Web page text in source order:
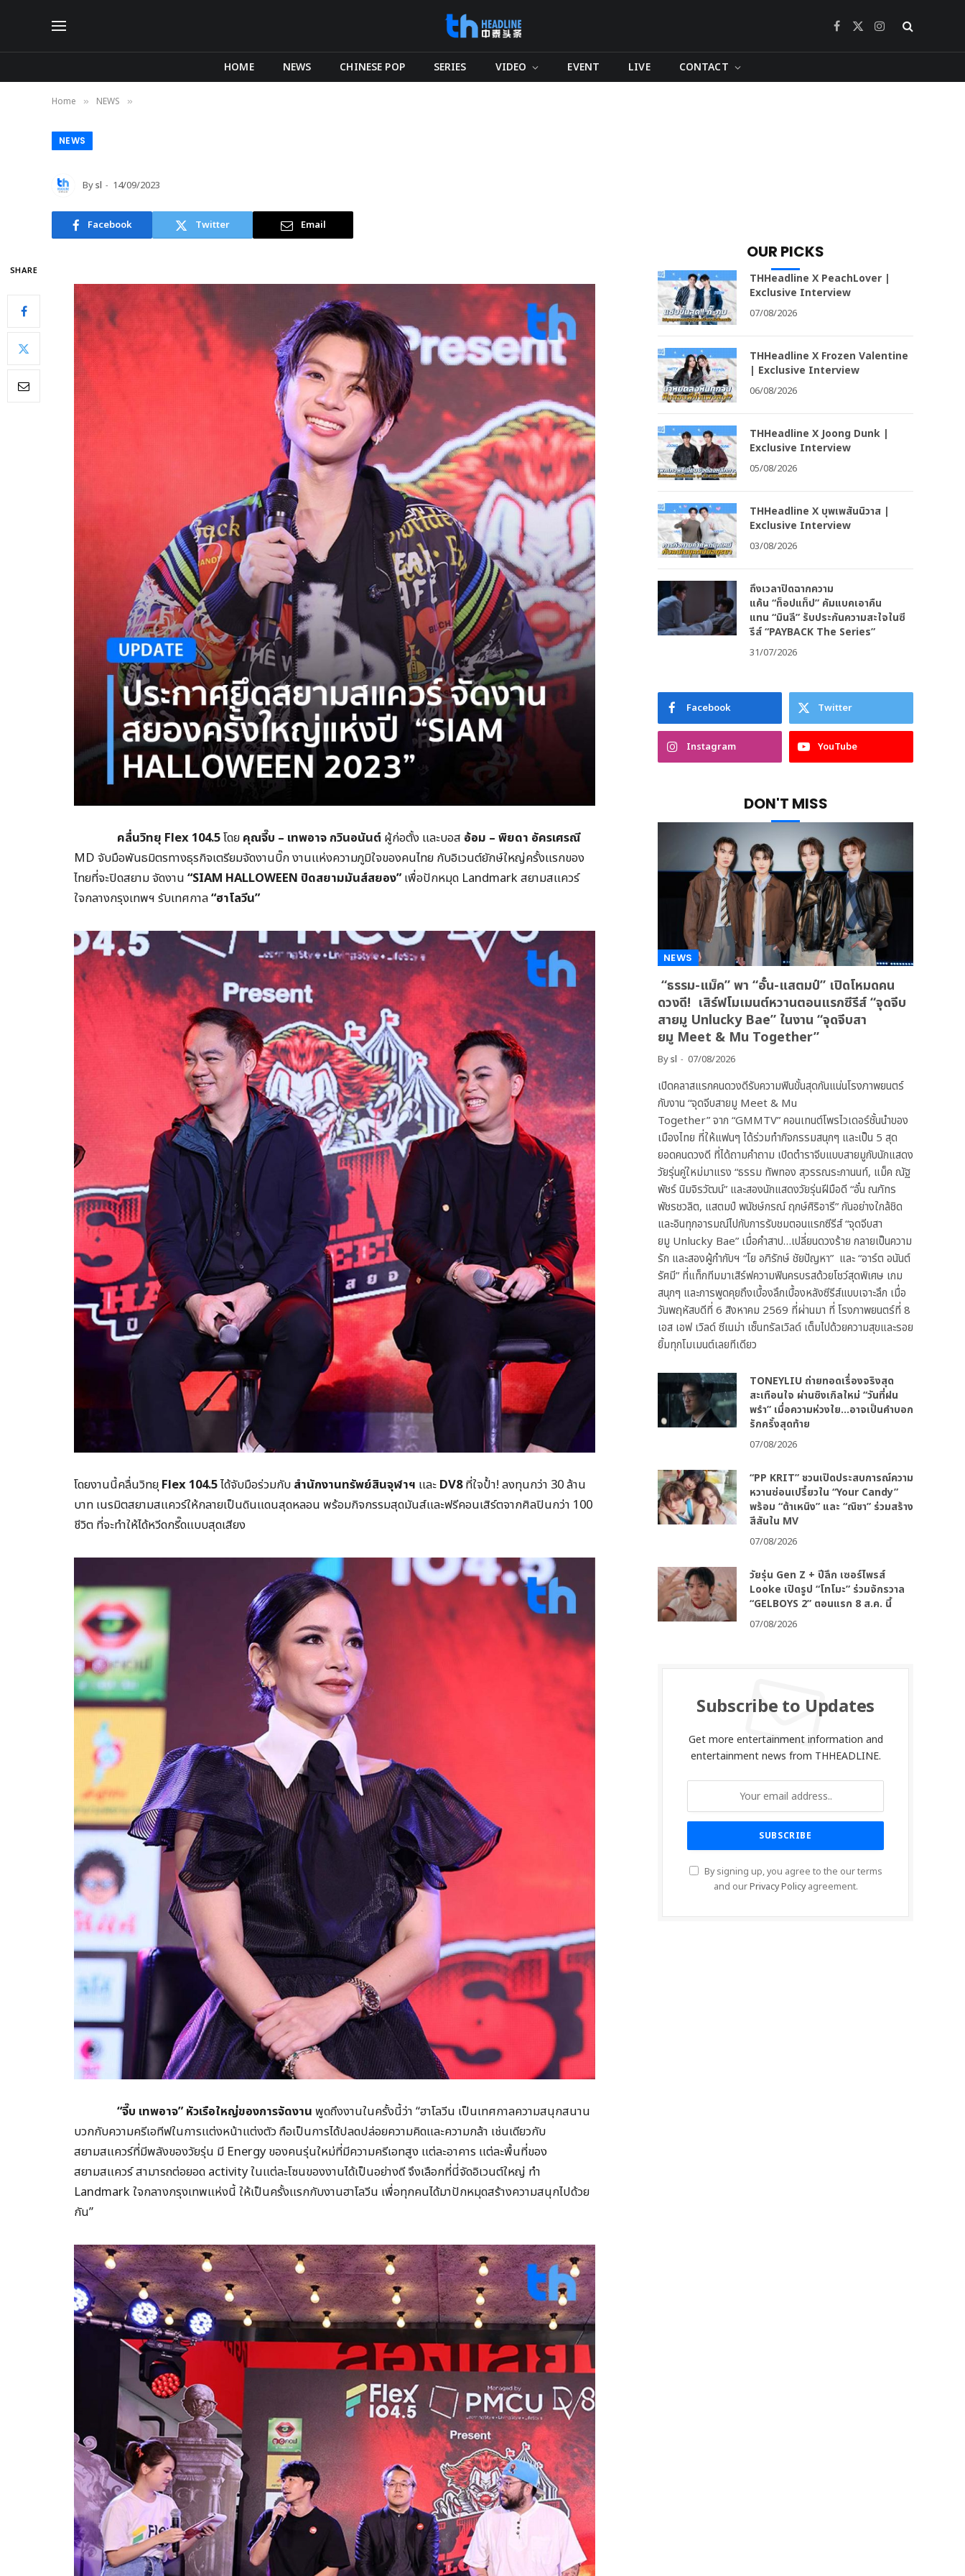
Facebook
X
Instagram
HOME NEWS CHINESE POP SERIES VIDEO EVENT LIVE CONTACT
Home » NEWS »
NEWS
Bysl 14/09/2023
Facebook Twitter Email
SHARE
คลื่นวิทยุ Flex 104.5โดย คุณจี๊บ – เทพอาจ กวินอนันต์ ผู้ก่อตั้ง และบอส อ้อม – พิยดา อัครเศรณี
MD จับมือพันธมิตรทางธุรกิจเตรียมจัดงานบิ๊ก งานแห่งความภูมิใจของคนไทย กับอิเวนต์ยักษ์ใหญ่ครั้งแรกของ
ไทยที่จะปิดสยาม จัดงาน “SIAM HALLOWEEN ปิดสยามมันส์สยอง” เพื่อปักหมุด Landmark สยามสแควร์
ใจกลางกรุงเทพฯ รับเทศกาล“ฮาโลวีน”
โดยงานนี้คลื่นวิทยุ Flex 104.5ได้จับมือร่วมกับ สำนักงานทรัพย์สินจุฬาฯ และ DV8ที่ใจป้ำ! ลงทุนกว่า 30 ล้าน
บาท เนรมิตสยามสแควร์ให้กลายเป็นดินแดนสุดหลอน พร้อมกิจกรรมสุดมันส์และฟรีคอนเสิร์ตจากศิลปินกว่า 100
ชีวิต ที่จะทำให้ได้หวีดกรี๊ดแบบสุดเสียง
“จี๊บ เทพอาจ” หัวเรือใหญ่ของการจัดงาน พูดถึงงานในครั้งนี้ว่า “ฮาโลวีน เป็นเทศกาลความสนุกสนาน
บวกกับความครีเอทีฟในการแต่งหน้าแต่งตัว ถือเป็นการได้ปลดปล่อยความคิดและความกล้า เช่นเดียวกับ
สยามสแควร์ที่มีพลังของวัยรุ่น มี Energy ของคนรุ่นใหม่ที่มีความครีเอทสูง แต่ละอาคาร แต่ละพื้นที่ของ
สยามสแควร์ สามารถต่อยอด activity ในแต่ละโซนของงานได้เป็นอย่างดี จึงเลือกที่นี่จัดอิเวนต์ใหญ่ ทำ
Landmark ใจกลางกรุงเทพแห่งนี้ ให้เป็นครั้งแรกกับงานฮาโลวีน เพื่อทุกคนได้มาปักหมุดสร้างความสนุกไปด้วย
กัน”
OUR PICKS
THHeadline X PeachLover |
Exclusive Interview
07/08/2026
THHeadline X Frozen Valentine
| Exclusive Interview
06/08/2026
THHeadline X Joong Dunk |
Exclusive Interview
05/08/2026
THHeadline X บุพเพสันนิวาส |
Exclusive Interview
03/08/2026
ถึงเวลาปิดฉากความ
แค้น “ท็อปแท็ป” คัมแบคเอาคืน
แทน “มินลี” รับประกันความสะใจในซี
รีส์ “PAYBACK The Series”
31/07/2026
Facebook Twitter
Instagram YouTube
DON'T MISS
NEWS
“ธรรม-แม็ค” พา “อั๋น-แสตมป์” เปิดโหมดคน
ดวงดี! เสิร์ฟโมเมนต์หวานตอนแรกซีรีส์ “จุดจีบ
สายมู Unlucky Bae” ในงาน “จุดจีบสา
ยมู Meet & Mu Together”
Bysl 07/08/2026
เปิดคลาสแรกคนดวงดีรับความฟินขั้นสุดกันแน่นโรงภาพยนตร์
กับงาน “จุดจีบสายมู Meet & Mu
Together” จาก “GMMTV” คอนเทนต์โพรไวเดอร์ชั้นนำของ
เมืองไทย ที่ให้แฟนๆ ได้ร่วมทำกิจกรรมสนุกๆ และเป็น 5 สุด
ยอดคนดวงดี ที่ได้ถามคำถาม เปิดตำราจีบแบบสายมูกับนักแสดง
วัยรุ่นคู่ใหม่มาแรง “ธรรม ทัพทอง สุวรรณระกานนท์, แม็ค ณัฐ
พัชร์ นิมจิรวัฒน์” และสองนักแสดงวัยรุ่นฝีมือดี “อั๋น ณภัทร
พัชรชวลิต, แสตมป์ พนัชษ์กรณ์ ฤกษ์ศิริอารี” กันอย่างใกล้ชิด
และอินทุกอารมณ์ไปกับการรับชมตอนแรกซีรีส์ “จุดจีบสา
ยมู Unlucky Bae” เมื่อคำสาป…เปลี่ยนดวงร้าย กลายเป็นความ
รัก และสองผู้กำกับฯ “โย อภิรักษ์ ชัยปัญหา” และ “อาร์ต อนันต์
รัศมี” ที่แท็กทีมมาเสิร์ฟความฟินครบรสด้วยโชว์สุดพิเศษ เกม
สนุกๆ และการพูดคุยถึงเบื้องลึกเบื้องหลังซีรีส์แบบเจาะลึก เมื่อ
วันพฤหัสบดีที่ 6 สิงหาคม 2569 ที่ผ่านมา ที่ โรงภาพยนตร์ที่ 8
เอส เอฟ เวิลด์ ซีเนม่า เซ็นทรัลเวิลด์ เต็มไปด้วยความสุขและรอย
ยิ้มทุกโมเมนต์เลยทีเดียว
TONEYLIU ถ่ายทอดเรื่องจริงสุด
สะเทือนใจ ผ่านซิงเกิลใหม่ “วันที่ฝน
พรำ” เมื่อความห่วงใย…อาจเป็นคำบอก
รักครั้งสุดท้าย
07/08/2026
“PP KRIT” ชวนเปิดประสบการณ์ความ
หวานซ่อนเปรี้ยวใน “Your Candy”
พร้อม “ต้าเหนิง” และ “ณิชา” ร่วมสร้าง
สีสันใน MV
07/08/2026
วัยรุ่น Gen Z + ปีลึก เซอร์ไพรส์
Looke เปิดรูป “โทโมะ” ร่วมจักรวาล
“GELBOYS 2” ตอนแรก 8 ส.ค. นี้
07/08/2026
Subscribe to Updates
Get more entertainment information and
entertainment news from THHEADLINE.
By signing up, you agree to the our terms
and ourPrivacy Policyagreement.